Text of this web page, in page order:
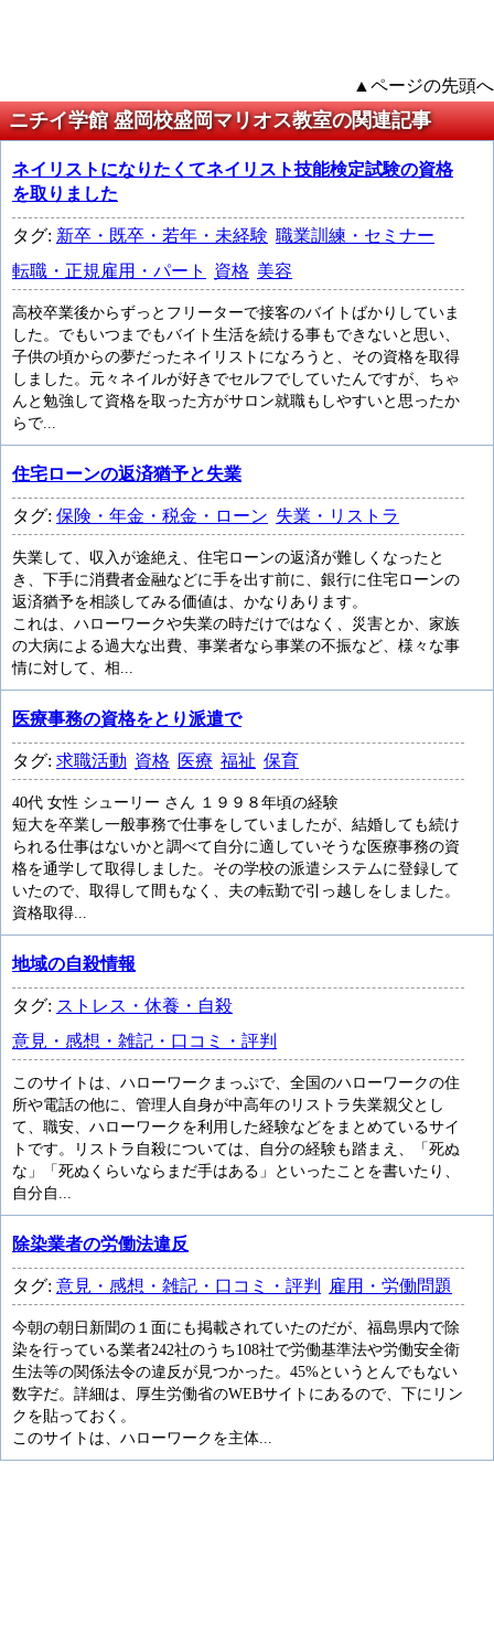
▲ページの先頭へ
ニチイ学館 盛岡校盛岡マリオス教室の関連記事
ネイリストになりたくてネイリスト技能検定試験の資格
を取りました
タグ: 新卒・既卒・若年・未経験 職業訓練・セミナー
転職・正規雇用・パート
資格 美容
高校卒業後からずっとフリーターで接客のバイトばかりしていま
した。でもいつまでもバイト生活を続ける事もできないと思い、
子供の頃からの夢だったネイリストになろうと、その資格を取得
しました。元々ネイルが好きでセルフでしていたんですが、ちゃ
んと勉強して資格を取った方がサロン就職もしやすいと思ったか
らで...
住宅ローンの返済猶予と失業
タグ: 保険・年金・税金・ローン 失業・リストラ
失業して、収入が途絶え、住宅ローンの返済が難しくなったと
き、下手に消費者金融などに手を出す前に、銀行に住宅ローンの
返済猶予を相談してみる価値は、かなりあります。
これは、ハローワークや失業の時だけではなく、災害とか、家族
の大病による過大な出費、事業者なら事業の不振など、様々な事
情に対して、相...
医療事務の資格をとり派遣で
タグ: 求職活動 資格 医療 福祉 保育
40代 女性 シューリー さん １９９８年頃の経験
短大を卒業し一般事務で仕事をしていましたが、結婚しても続け
られる仕事はないかと調べて自分に適していそうな医療事務の資
格を通学して取得しました。その学校の派遣システムに登録して
いたので、取得して間もなく、夫の転勤で引っ越しをしました。
資格取得...
地域の自殺情報
タグ: ストレス・休養・自殺
意見・感想・雑記・口コミ・評判
このサイトは、ハローワークまっぷで、全国のハローワークの住
所や電話の他に、管理人自身が中高年のリストラ失業親父とし
て、職安、ハローワークを利用した経験などをまとめているサイ
トです。リストラ自殺については、自分の経験も踏まえ、「死ぬ
な」「死ぬくらいならまだ手はある」といったことを書いたり、
自分自...
除染業者の労働法違反
タグ: 意見・感想・雑記・口コミ・評判 雇用・労働問題
今朝の朝日新聞の１面にも掲載されていたのだが、福島県内で除
染を行っている業者242社のうち108社で労働基準法や労働安全衛
生法等の関係法令の違反が見つかった。45%というとんでもない
数字だ。詳細は、厚生労働省のWEBサイトにあるので、下にリン
クを貼っておく。
このサイトは、ハローワークを主体...